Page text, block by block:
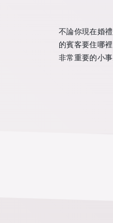
不論你現在婚
的賓客要住哪
非常重要的小事